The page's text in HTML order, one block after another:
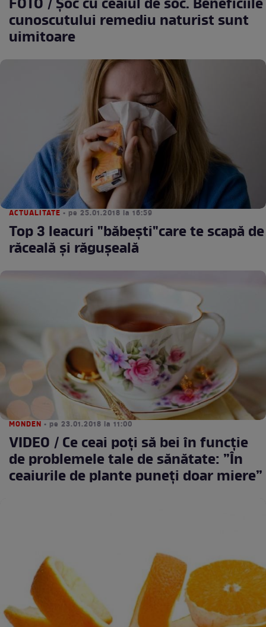
FOTO / Şoc cu ceaiul de soc. Beneficiile
cunoscutului remediu naturist sunt
uimitoare
ACTUALITATE • pe 25.01.2018 la 16:59
Top 3 leacuri "băbești"care te scapă de
răceală şi răguşeală
MONDEN • pe 23.01.2018 la 11:00
VIDEO / Ce ceai poți să bei în funcție
de problemele tale de sănătate: ”În
ceaiurile de plante puneți doar miere”